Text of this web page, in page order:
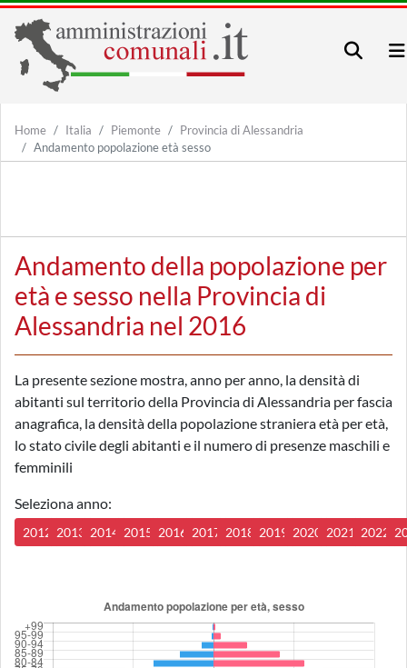
Home Italia Piemonte
Provincia di Alessandria
Andamento popolazione età sesso
Andamento della popolazione per
età e sesso nella Provincia di
Alessandria nel 2016
La presente sezione mostra, anno per anno, la densità di
abitanti sul territorio della Provincia di Alessandria per fascia
anagrafica, la densità della popolazione straniera età per età,
lo stato civile degli abitanti e il numero di presenze maschili e
femminili
Seleziona anno:
2012 2013 2014 2015 2016 2017 2018 2019 2020 2021 2022